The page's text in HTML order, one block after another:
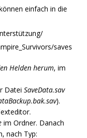
einfach in die
saves
Helden herum, im
Datei SaveData.sav
).
im Ordner. Danach
nach Typ: